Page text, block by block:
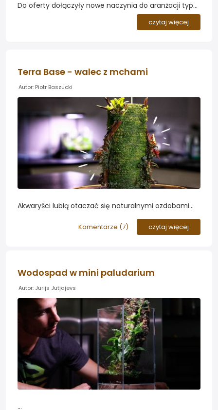
Do oferty dołączyły nowe naczynia do aranżacji typu
wabi kusa. Szkło o kształcie balona, walca, cylindra lub
butelki posiada dekoracyjny pierścień w kolorze
czytaj więcej
Terra Base - walec z mchami
Autor: Piotr Baszucki
Akwaryści lubią otaczać się naturalnymi ozdobami
pomysłem na taką ozdobę jest Terra Base - walec
porośnięty mchami, którego propagowaniem zajęła
Komentarze (7) czytaj więcej
Wodospad w mini paludarium
Autor: Jurijs Jutjajevs